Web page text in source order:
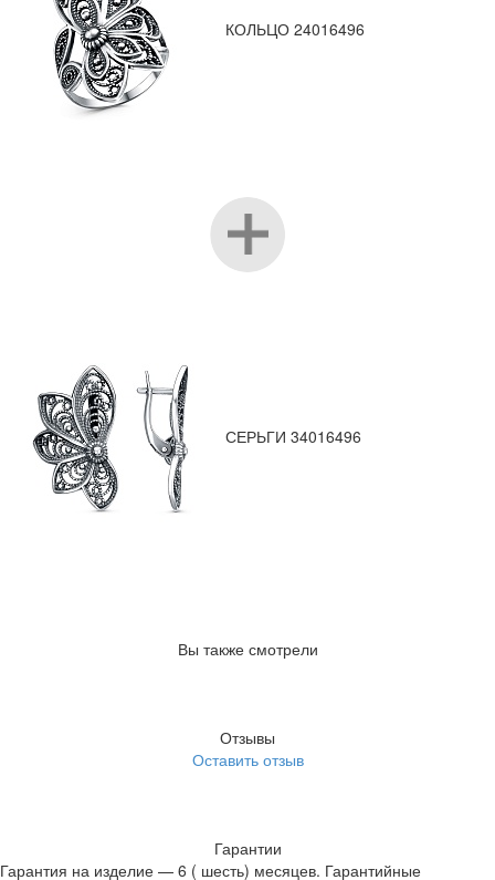
КОЛЬЦО 24016496
СЕРЬГИ 34016496
Вы также смотрели
Отзывы
Оставить отзыв
Гарантии
Гарантия на изделие — 6 ( шесть) месяцев. Гарантийные